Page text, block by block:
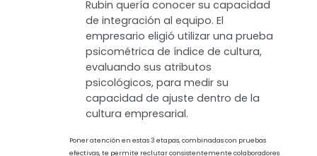
Rubin recurrió a evaluaciones de
reconocimiento de patrones para
evaluar su inteligencia. Usaba
rompecabezas que requerían que los
candidatos reconocieran patrones
en un conjunto de imágenes, y
encontró que esta era una medida
Algo distinto ¿no lo crees?